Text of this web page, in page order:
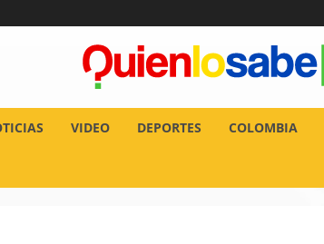
VIDEO DEPORTES COLOMBIA